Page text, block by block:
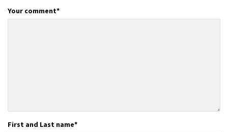
Your comment*
First and Last name*